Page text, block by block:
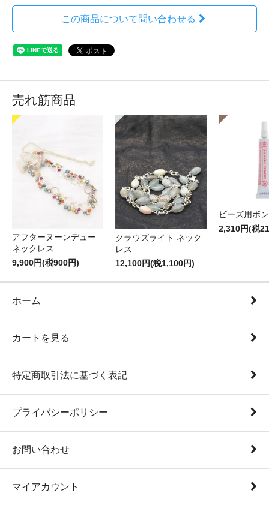
この商品について問い合わせる
売れ筋商品
アフターヌーンデュー
ネックレス
9,900円(税900円)
クラウズライト ネック
レス
12,100円(税1,100円)
ビーズ用ボ
2,310円(税
ホーム
カートを見る
特定商取引法に基づく表記
プライバシーポリシー
お問い合わせ
マイアカウント